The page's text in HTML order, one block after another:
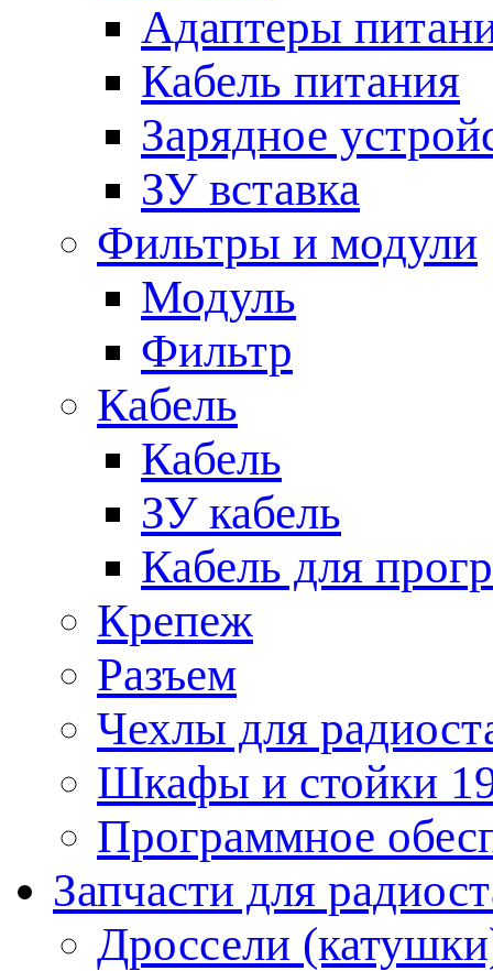
Адаптеры
Кабель питания
Зарядное
ЗУ вставка
Фильтры и модули
Модуль
Фильтр
Кабель
Кабель
ЗУ кабель
Кабель для
Крепеж
Разъем
Чехлы для
Шкафы и стойки
Программное
Запчасти для
Дроссели